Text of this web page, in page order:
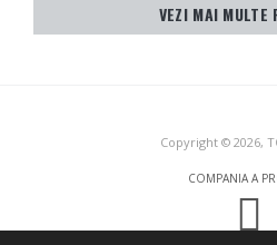
VEZI MAI MULTE
Copyright © 2026,
COMPANIA A